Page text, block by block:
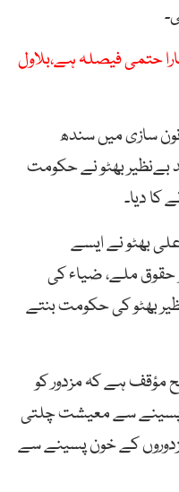
حتمی فیصلہ ہے،بلاول
سازی میں سندھ
بےنظیر بھٹو نے حکومت
کا دیا۔
بھٹو نے ایسے
ملے، ضیاء کی
بھٹو کی حکومت بنتے
مؤقف ہے کہ مزدور کو
پسینے سے معیشت چلتی
مزدوروں کے خون پسینے سے